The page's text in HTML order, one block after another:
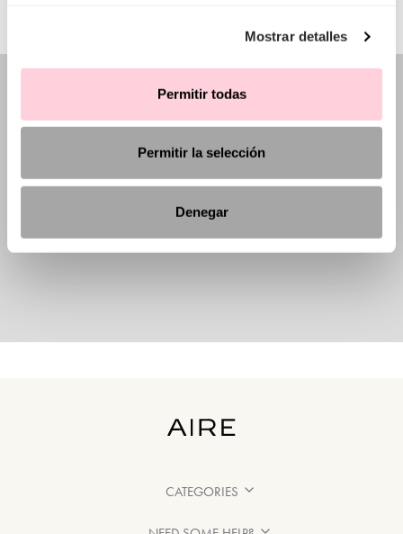
Mostrar detalles
Permitir todas
Permitir la selección
Denegar
CATEGORIES